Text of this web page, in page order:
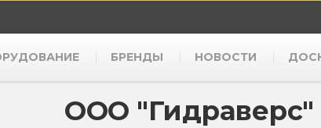
БРЕНДЫ НОВОСТИ
ООО "Гидраверс"